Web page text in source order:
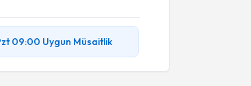
09:00 Uygun Müsaitlik